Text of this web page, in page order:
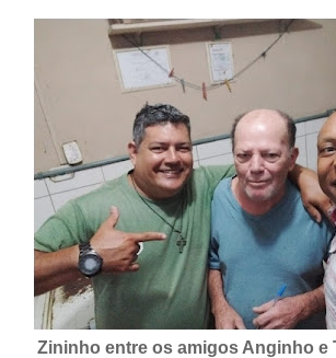
Zininho entre os amigos Anginho e